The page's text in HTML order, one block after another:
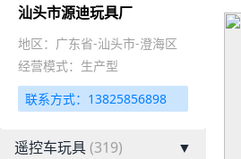
汕头市源迪玩具厂
地区：广东省-汕头市-澄海区
经营模式：生产型
联系方式：13825856898
遥控车玩具(319)
▼